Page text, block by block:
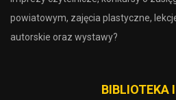
powiatowym, zajęcia plastyczne,
autorskie oraz wystawy?
BIBLIOTEKA